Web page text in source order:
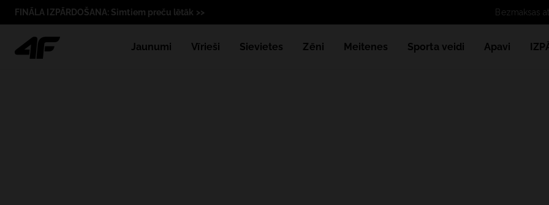
FINĀLA IZPĀRDOŠANA: Simtiem preču lētāk >> Bezmaksas
Jaunumi Vīrieši Sievietes Zēni Meitenes Sporta veidi Apavi